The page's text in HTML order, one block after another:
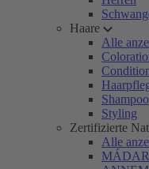
Haare
Alle
Shampoo
Styling
Zertifizierte
Alle